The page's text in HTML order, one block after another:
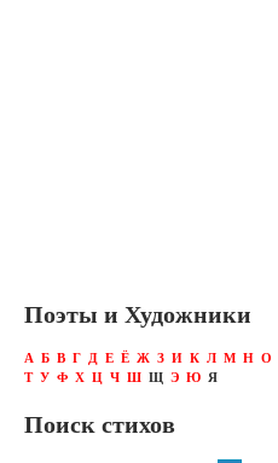
Поэты и Художники
А Б В Г Д Е Ё Ж З И К Л М Н О
Т У Ф Х Ц Ч Ш Щ Э Ю Я
Поиск стихов